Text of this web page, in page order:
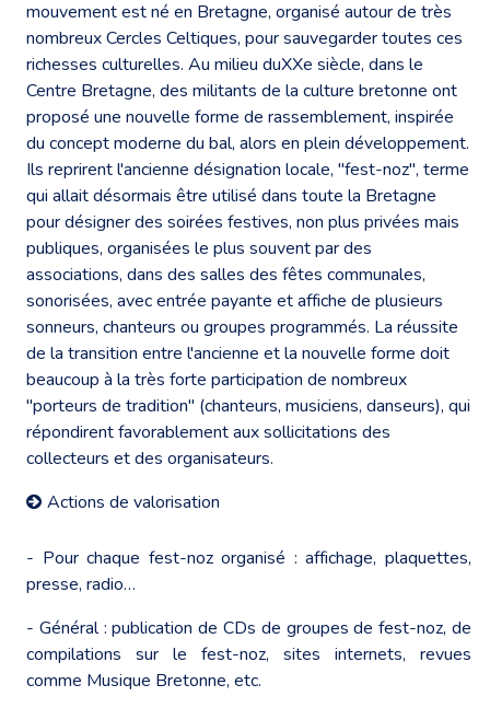
mouvement est né en Bretagne, organisé autour de très
nombreux Cercles Celtiques, pour sauvegarder toutes ces
richesses culturelles. Au milieu duXXe siècle, dans le
Centre Bretagne, des militants de la culture bretonne ont
proposé une nouvelle forme de rassemblement, inspirée
du concept moderne du bal, alors en plein développement.
Ils reprirent l'ancienne désignation locale, "fest-noz", terme
qui allait désormais être utilisé dans toute la Bretagne
pour désigner des soirées festives, non plus privées mais
publiques, organisées le plus souvent par des
associations, dans des salles des fêtes communales,
sonorisées, avec entrée payante et affiche de plusieurs
sonneurs, chanteurs ou groupes programmés. La réussite
de la transition entre l'ancienne et la nouvelle forme doit
beaucoup à la très forte participation de nombreux
"porteurs de tradition" (chanteurs, musiciens, danseurs), qui
répondirent favorablement aux sollicitations des
collecteurs et des organisateurs.
Actions de valorisation
- Pour chaque fest-noz organisé : affichage, plaquettes,
presse, radio…
- Général : publication de CDs de groupes de fest-noz, de
compilations sur le fest-noz, sites internets, revues
comme Musique Bretonne, etc.